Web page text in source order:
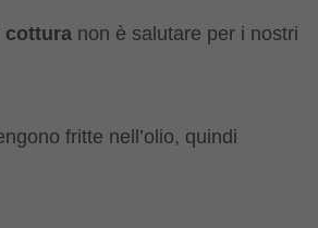
cottura non è salutare per i nostri
fritte nell’olio, quindi